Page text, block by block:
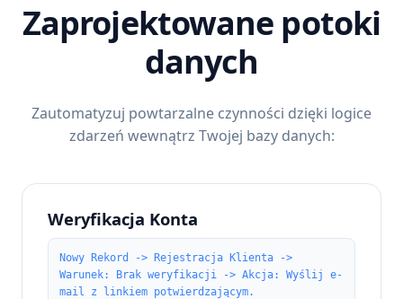
Zaprojektowane potoki
danych
Zautomatyzuj powtarzalne czynności dzięki logice
zdarzeń wewnątrz Twojej bazy danych:
Weryfikacja Konta
Nowy Rekord -> Rejestracja Klienta ->
Warunek: Brak weryfikacji -> Akcja: Wyślij e-
mail z linkiem potwierdzającym.